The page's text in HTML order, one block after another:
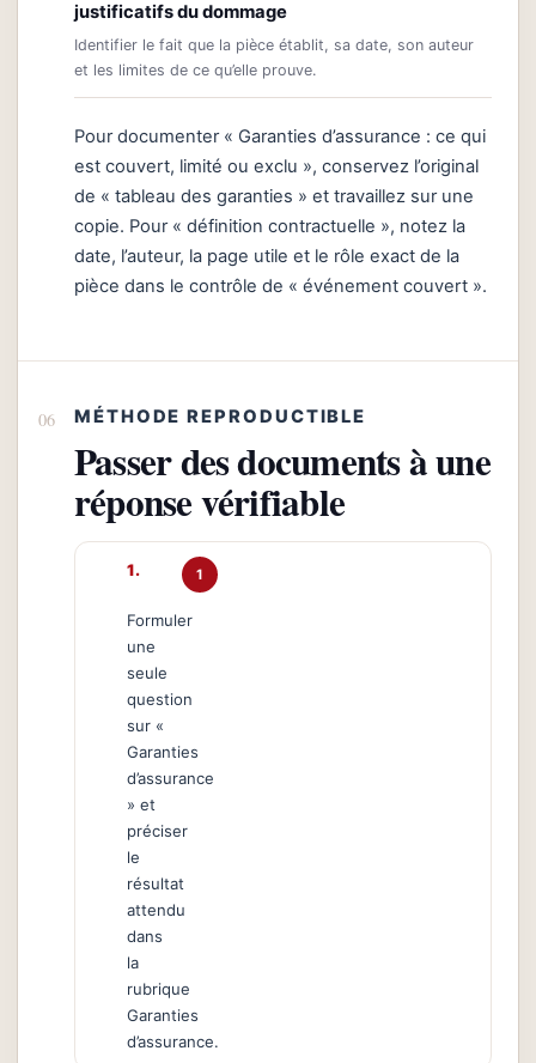
justificatifs du dommage
Identifier le fait que la pièce établit, sa date, son auteur
et les limites de ce qu’elle prouve.
Pour documenter « Garanties d’assurance : ce qui
est couvert, limité ou exclu », conservez l’original
de « tableau des garanties » et travaillez sur une
copie. Pour « définition contractuelle », notez la
date, l’auteur, la page utile et le rôle exact de la
pièce dans le contrôle de « événement couvert ».
MÉTHODE REPRODUCTIBLE
Passer des documents à une
réponse vérifiable
1
Formuler
une
seule
question
sur «
Garanties
d’assurance
» et
préciser
le
résultat
attendu
dans
la
rubrique
Garanties
d’assurance.